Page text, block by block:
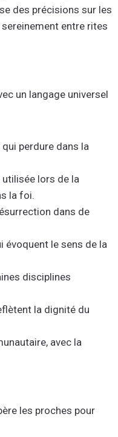
des précisions sur les
entre rites
un langage universel
perdure dans la
utilisée lors de la
la foi.
dans de
évoquent le sens de la
disciplines
la dignité du
avec la
les proches pour